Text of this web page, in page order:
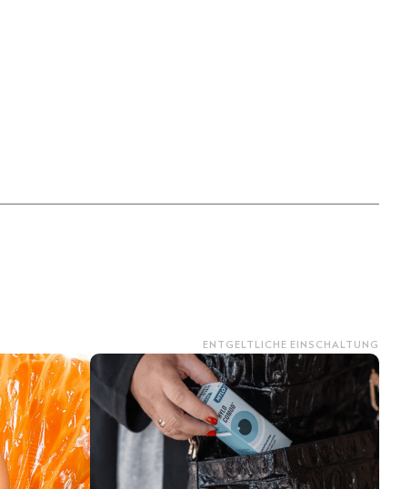
ENTGELTLICHE EINSCHALTUNG